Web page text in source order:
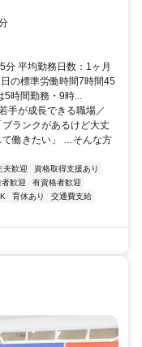
平均勤務日数：1ヶ月
の標準労働時間7時間45
5時間勤務・9時...
手が成長できる職場／
ランクがあるけど大丈
働きたい」 …そんな方
夫歓迎
資格取得支援あり
歓迎
有資格者歓迎
育休あり
交通費支給